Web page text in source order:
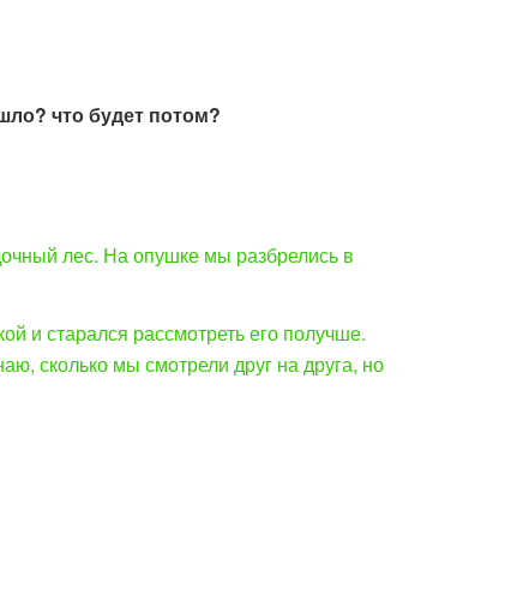
что будет потом?
лес. На опушке мы разбрелись в
и старался рассмотреть его получше.
сколько мы смотрели друг на друга, но